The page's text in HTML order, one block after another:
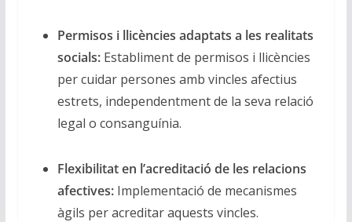
Permisos i llicències adaptats a les realitats
socials:Establiment de permisos i llicències
per cuidar persones amb vincles afectius
estrets, independentment de la seva relació
legal o consanguínia.
Flexibilitat en l’acreditació de les relacions
afectives: Implementació de mecanismes
àgils per acreditar aquests vincles.